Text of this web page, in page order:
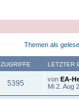
Themen als
ZUGRIFFE LETZTER
5395 von EA-
Mi 2. Aug